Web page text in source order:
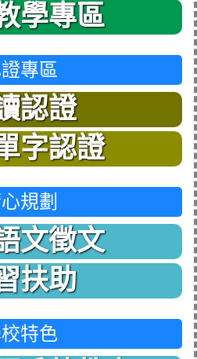
學專區
專區
認證
字認證
規劃
文徵文
扶助
特色